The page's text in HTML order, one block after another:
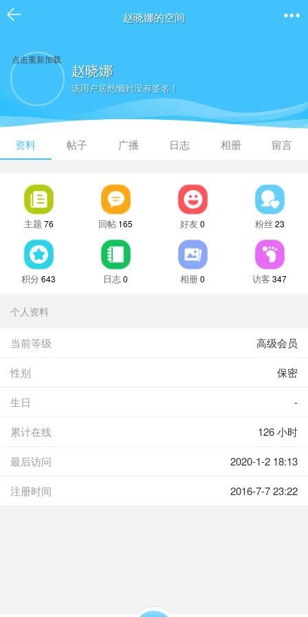
赵晓娜的空间
点击重新加载
赵晓娜
该用户居然懒到没有签名！
资料 帖子 广播 日志 相册 留言
主题 76 回帖 165 好友0 粉丝 23
积分 643 日志0 相册0 访客 347
个人资料
当前等级 高级会员
性别 保密
生日 -
累计在线 126 小时
最后访问 2020-1-2 18:13
注册时间 2016-7-7 23:22